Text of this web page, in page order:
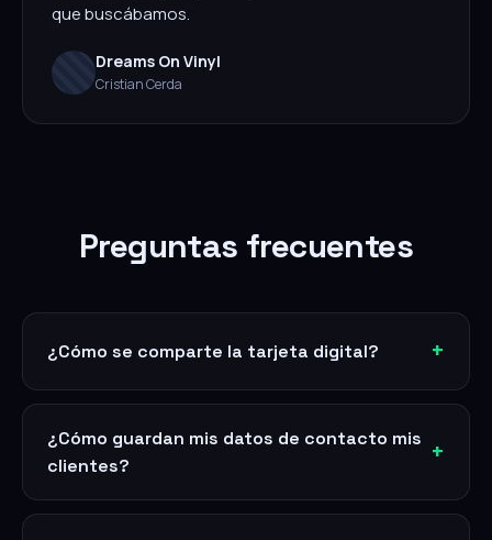
que buscábamos.
Dreams On Vinyl
Cristian Cerda
Preguntas frecuentes
¿Cómo se comparte la tarjeta digital?
¿Cómo guardan mis datos de contacto mis
clientes?